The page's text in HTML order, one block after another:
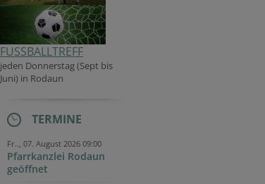
FUSSBALLTREFF
jeden Donnerstag (Sept bis
Juni) in Rodaun
TERMINE
Fr.., 07. August 2026 09:00
Pfarrkanzlei Rodaun
geöffnet